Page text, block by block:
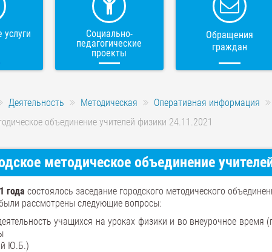
Социально-
педагогические
проекты
Обращения
граждан
Деятельность Методическая
Оперативная информация
объединение учителей физики 24.11.2021
методическое объединение
года состоялось заседание городского методического
рассмотрены следующие вопросы:
учащихся на уроках физики и во внеурочное время
Ю.Б.)